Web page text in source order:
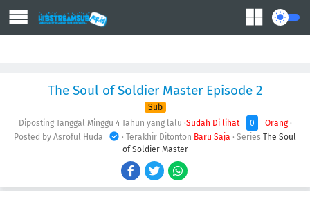
The Soul of Soldier Master Episode 2
Sub
Diposting Tanggal Minggu 4 Tahun yang lalu ·Sudah Di lihat 0 Orang·
Posted by Asroful Huda
· Terakhir Ditonton Baru Saja · Series The Soul
of Soldier Master